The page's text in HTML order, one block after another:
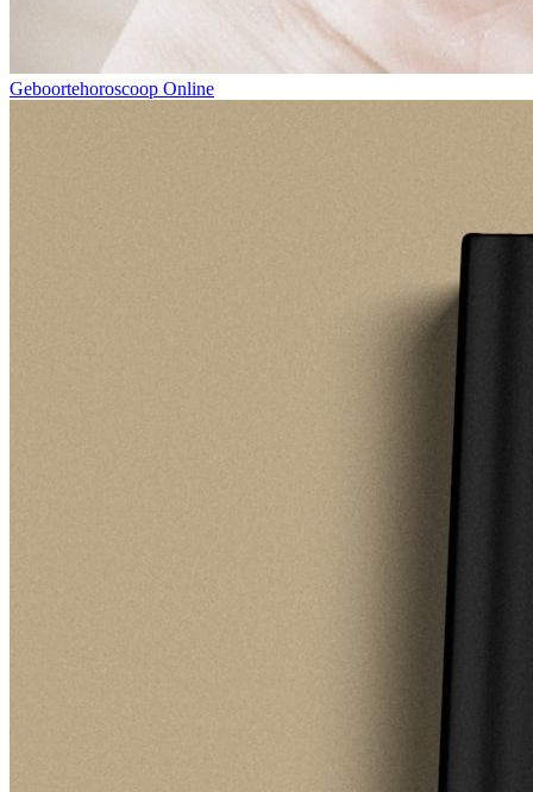
Geboortehoroscoop Online